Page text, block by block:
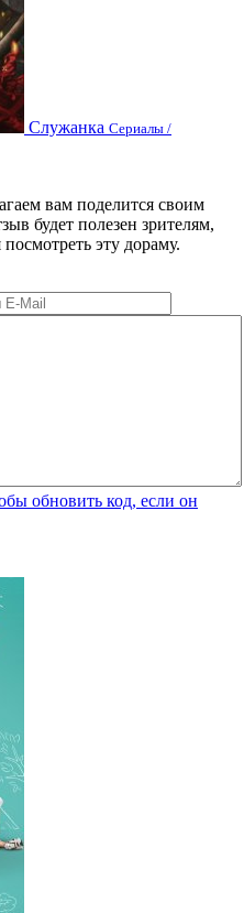
Служанка Сериалы /
вам поделится своим
будет полезен зрителям,
эту дораму.